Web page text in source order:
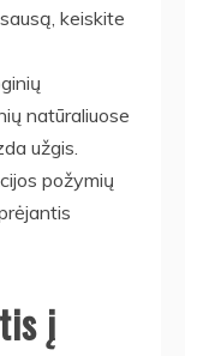
keiskite
natūraliuose
užgis.
požymių
į